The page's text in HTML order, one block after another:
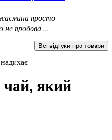
просто
не пробова ...
Всі відгуки про товари
який